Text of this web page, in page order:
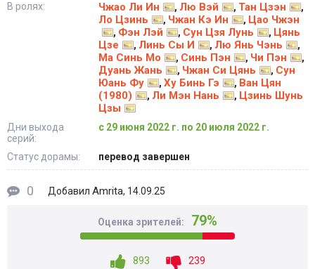
В ролях: Чжао Ли Ин , Лю Вэй , Тан Цзэн ,
Ло Цзинь , Чжан Кэ Ин , Цао Чжэн
, Фэн Лэй , Сун Цзя Лунь , Цянь
Цзе
, Линь Сы И , Лю Янь Чэнь ,
Ма Синь Мо , Синь Пэн , Чи Пэн ,
Дуань Жань , Чжан Си Цянь , Сун
Юань Фу
, Ху Бинь Гэ , Ван Цян
(1980)
, Ли Мэн Нань , Цзинь Шунь
Цзы
Дни выхода
серий:
с 29 июня 2022 г. по 20 июля 2022 г.
Статус дорамы: перевод завершен
0 Добавил Amrita, 14.09.25
Оценка зрителей: 79%
893 239